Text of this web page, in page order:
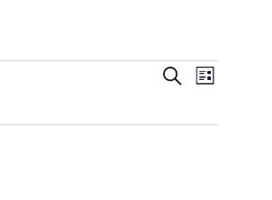
de
Buscar
de
Lista